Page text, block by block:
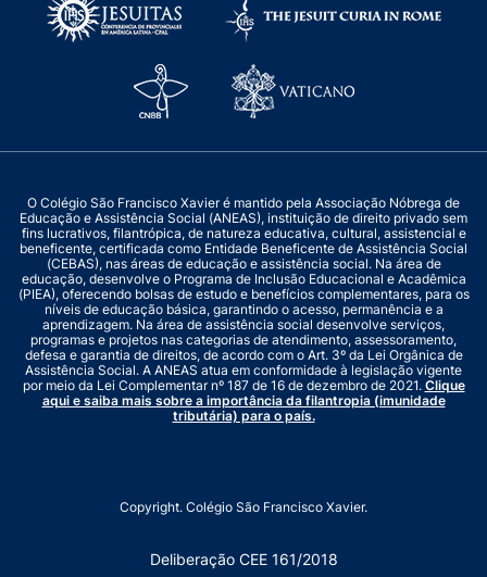
O Colégio São Francisco Xavier é mantido pela Associação Nóbrega de
Educação e Assistência Social (ANEAS), instituição de direito privado sem
fins lucrativos, filantrópica, de natureza educativa, cultural, assistencial e
beneficente, certificada como Entidade Beneficente de Assistência Social
(CEBAS), nas áreas de educação e assistência social. Na área de
educação, desenvolve o Programa de Inclusão Educacional e Acadêmica
(PIEA), oferecendo bolsas de estudo e benefícios complementares, para os
níveis de educação básica, garantindo o acesso, permanência e a
aprendizagem. Na área de assistência social desenvolve serviços,
programas e projetos nas categorias de atendimento, assessoramento,
defesa e garantia de direitos, de acordo com o Art. 3º da Lei Orgânica de
Assistência Social. A ANEAS atua em conformidade à legislação vigente
por meio da Lei Complementar nº 187 de 16 de dezembro de 2021. Clique
aqui e saiba mais sobre a importância da filantropia (imunidade
tributária) para o país.
Copyright. Colégio São Francisco Xavier.
Deliberação CEE 161/2018